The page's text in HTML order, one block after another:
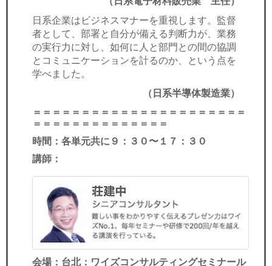
日系企業はビジネスマナーを重視します。監督
者として、部署と自分が備える判断力が、業務
の実行力に対し、如何に人と部門との間の協調
とコミュニケーションを計るのか、という点を
学べました。
（日系半導体製造業）
＝＝＝＝＝＝＝＝＝＝＝＝＝＝＝＝＝＝＝＝＝＝
＝＝＝＝＝＝＝＝＝＝＝＝＝＝
時間：各単元共に９：３０〜１７：３０
講師：
会場：台北：ワイズコンサルティングセミナール